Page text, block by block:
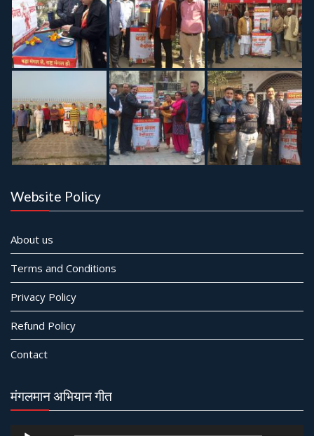
Website Policy
About us
Terms and Conditions
Privacy Policy
Refund Policy
Contact
मंगलमान अभियान गीत
Audio